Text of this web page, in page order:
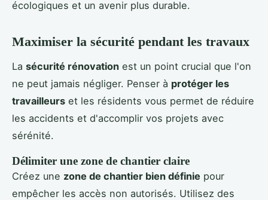
écologiques et un avenir plus durable.
Maximiser la sécurité pendant les travaux
La sécurité rénovation est un point crucial que l'on
ne peut jamais négliger. Penser à protéger les
travailleurs et les résidents vous permet de réduire
les accidents et d'accomplir vos projets avec
sérénité.
Délimiter une zone de chantier claire
Créez une zone de chantier bien définie pour
empêcher les accès non autorisés. Utilisez des